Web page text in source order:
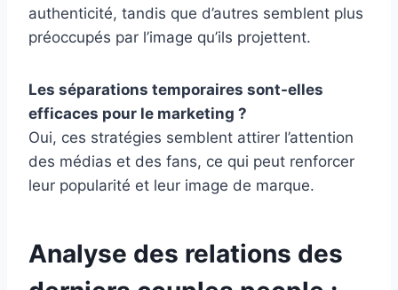
authenticité, tandis que d’autres semblent plus
préoccupés par l’image qu’ils projettent.
Les séparations temporaires sont-elles
efficaces pour le marketing ?
Oui, ces stratégies semblent attirer l’attention
des médias et des fans, ce qui peut renforcer
leur popularité et leur image de marque.
Analyse des relations des